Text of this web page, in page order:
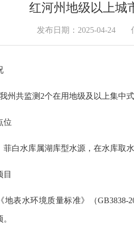
红河州地级以上城
发布日期：2025-04-24
州共监测2个在用地级及以上集
位
菲白水库属湖库型水源，在水库取
目
地表水环境质量标准》（